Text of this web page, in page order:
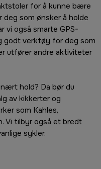
for å kunne bære
som ønsker å holde
vi også smarte GPS-
godt verktøy for deg som
utfører andre aktiviteter
hold? Da bør du
av kikkerter og
som Kahles,
Vi tilbyr også et bredt
sykler.